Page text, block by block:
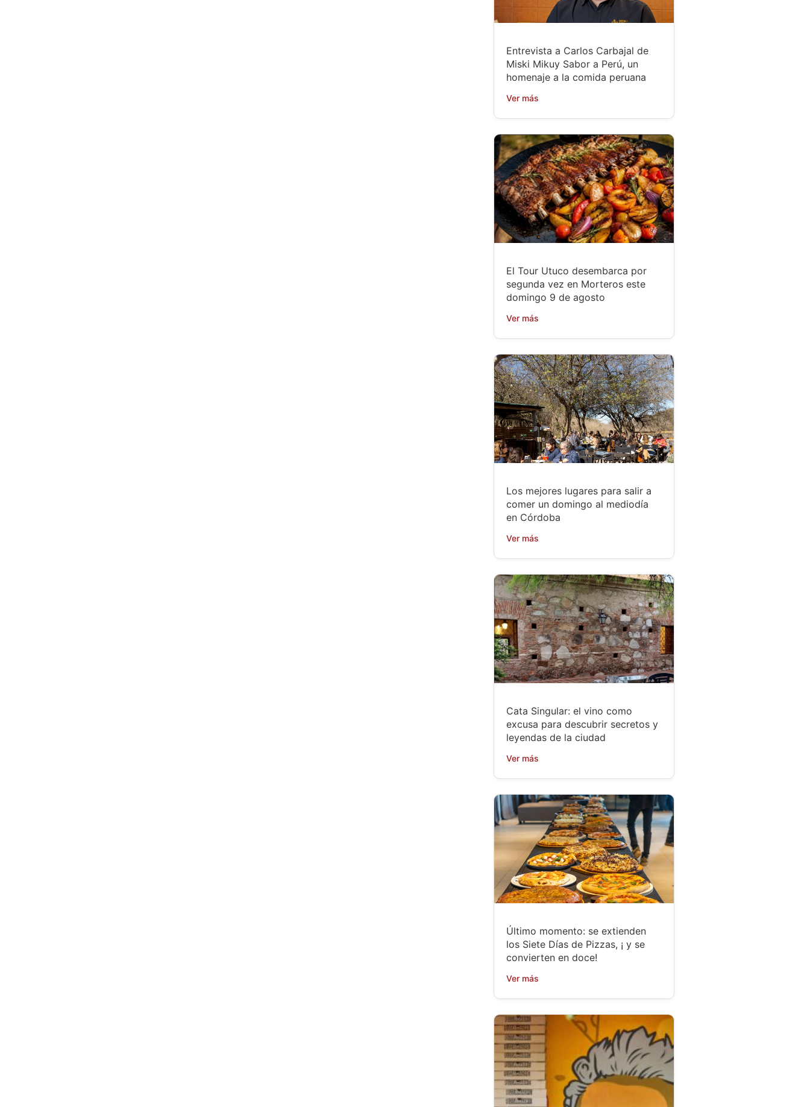
Entrevista a Carlos Carbajal de
Miski Mikuy Sabor a Perú, un
homenaje a la comida peruana
Ver más
El Tour Utuco desembarca por
segunda vez en Morteros este
domingo 9 de agosto
Ver más
Los mejores lugares para salir a
comer un domingo al mediodía
en Córdoba
Ver más
Cata Singular: el vino como
excusa para descubrir secretos y
leyendas de la ciudad
Ver más
Último momento: se extienden
los Siete Días de Pizzas, ¡ y se
convierten en doce!
Ver más